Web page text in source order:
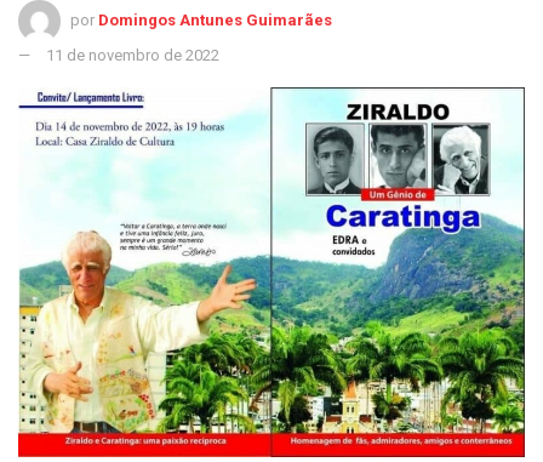
por Domingos Antunes Guimarães
11 de novembro de 2022